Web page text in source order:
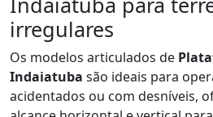
irregulares
Os modelos articulados de
Indaiatuba são ideais para
acidentados ou com desníveis,